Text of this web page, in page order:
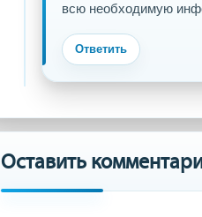
всю необходимую
Ответить
Оставить